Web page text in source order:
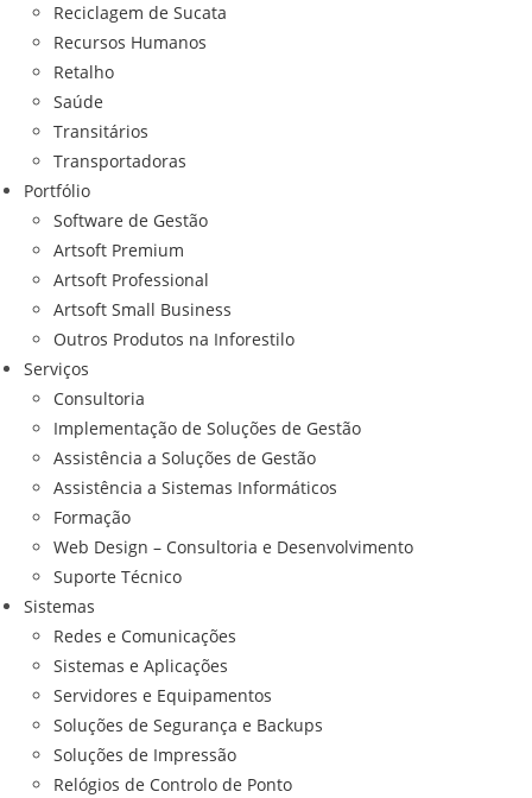
Reciclagem de Sucata
Recursos Humanos
Retalho
Saúde
Transitários
Transportadoras
Portfólio
Software de Gestão
Artsoft Premium
Artsoft Professional
Artsoft Small Business
Outros Produtos na Inforestilo
Serviços
Consultoria
Implementação de Soluções de Gestão
Assistência a Soluções de Gestão
Assistência a Sistemas Informáticos
Formação
Web Design – Consultoria e Desenvolvimento
Suporte Técnico
Sistemas
Redes e Comunicações
Sistemas e Aplicações
Servidores e Equipamentos
Soluções de Segurança e Backups
Soluções de Impressão
Relógios de Controlo de Ponto